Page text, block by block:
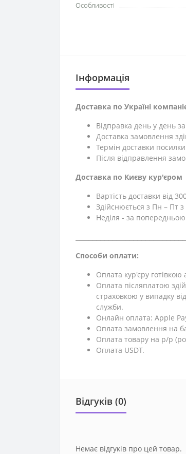
Особливості
Iнформація
Доставка по Україні
Відправка день у день
Доставка замовлення
Термін доставки
Після відправлення
Доставка по Києву кур'єром
Вартість доставки від
Здійснюється з Пн – Пт
Неділя - за
Способи оплати:
Оплата кур'єру
Оплата післяплатою
страховкою у випадку
служби.
Онлайн оплата: Apple
Оплата замовлення на
Оплата товару на р/р
Оплата USDT.
Відгуків (0)
Немає відгуків про цей товар.